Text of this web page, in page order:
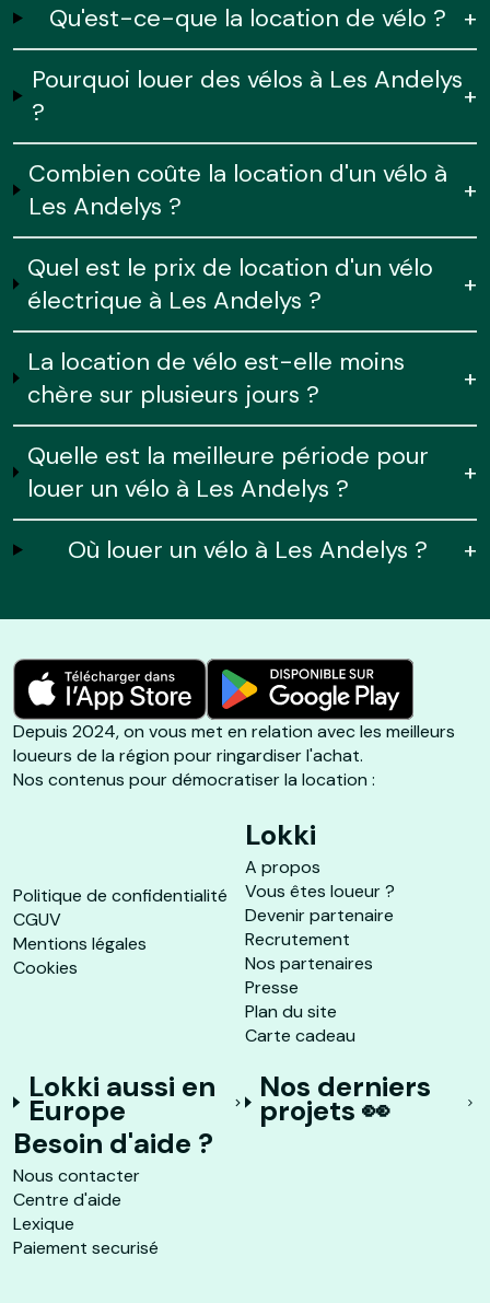
Qu'est-ce-que la location de vélo ?
+
Pourquoi louer des vélos à Les Andelys
?
+
Combien coûte la location d'un vélo à
Les Andelys ?
+
Quel est le prix de location d'un vélo
électrique à Les Andelys ?
+
La location de vélo est-elle moins
chère sur plusieurs jours ?
+
Quelle est la meilleure période pour
louer un vélo à Les Andelys ?
+
Où louer un vélo à Les Andelys ? +
Depuis 2024, on vous met en relation avec les meilleurs
loueurs de la région pour ringardiser l'achat.
Nos contenus pour démocratiser la location :
Politique de confidentialité
CGUV
Mentions légales
Cookies
Lokki
A propos
Vous êtes loueur ?
Devenir partenaire
Recrutement
Nos partenaires
Presse
Plan du site
Carte cadeau
Lokki aussi en
Europe
Nos derniers
projets 👀
Besoin d'aide ?
Nous contacter
Centre d'aide
Lexique
Paiement securisé